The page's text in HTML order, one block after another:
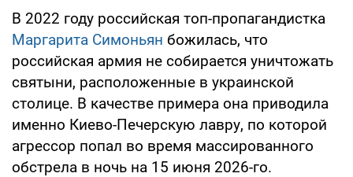
В 2022 году российская топ-пропагандистка
Маргарита Симоньян божилась, что
российская армия не собирается уничтожать
святыни, расположенные в украинской
столице. В качестве примера она приводила
именно Киево-Печерскую лавру, по которой
агрессор попал во время массированного
обстрела в ночь на 15 июня 2026-го.